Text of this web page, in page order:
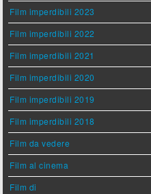
Film imperdibili 2023
Film imperdibili 2022
Film imperdibili 2021
Film imperdibili 2020
Film imperdibili 2019
Film imperdibili 2018
Film da vedere
Film al cinema
Film di